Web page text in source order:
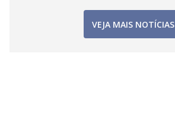
VEJA MAIS NOTÍCIAS